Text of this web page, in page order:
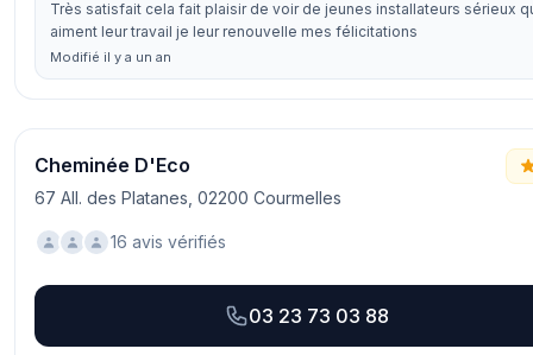
Très satisfait cela fait plaisir de voir de jeunes installateurs sérieux
aiment leur travail je leur renouvelle mes félicitations
Modifié il y a un an
Cheminée D'Eco
67 All. des Platanes, 02200 Courmelles
16 avis vérifiés
03 23 73 03 88